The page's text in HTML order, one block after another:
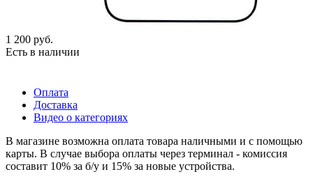
1 200 руб.
Есть в наличии
Оплата
Доставка
Видео о категориях
В магазине возможна оплата товара наличными и с помощью
карты. В случае выбора оплаты через терминал - комиссия
составит 10% за б/у и 15% за новые устройства.